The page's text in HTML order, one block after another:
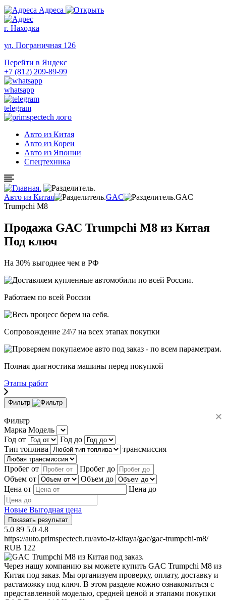
Адреса
г. Находка
ул. Пограничная 126
Перейти в Яндекс
+7 (812) 209-89-99
whatsapp
telegram
Авто из Китая
Авто из Кореи
Авто из Японии
Спецтехника
Авто из Китая GAC
GAC
Trumpchi M8
Продажа GAC Trumpchi M8 из Китая
Под ключ
На 30% выгоднее чем в РФ
Работаем по всей России
Сопровождение 24\7 на всех этапах покупки
Полная диагностика машины перед покупкой
Этапы работ
Фильтр
Фильтр
Марка Модель
Год от
Год до
Тип топлива
трансмиссия
Пробег от
Пробег до
Объем от
Объем до
Цена от
Цена до
Новые Выгодная цена
Показать результат
5.0 89 5.0 4.8
https://auto.primspectech.ru/avto-iz-kitaya/gac/gac-trumpchi-m8/
RUB 122
Через нашу компанию вы можете купить GAC Trumpchi M8 из
Китая под заказ. Мы организуем проверку, оплату, доставку и
растаможку под ключ. В этом разделе можно ознакомиться с
представленной моделью, средней ценой и этапами покупки